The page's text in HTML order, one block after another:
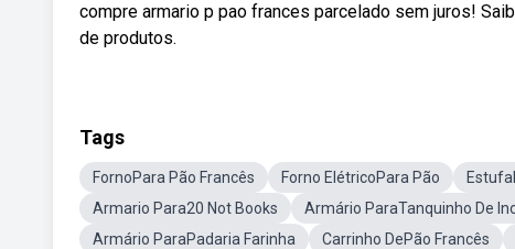
compre armario p pao frances parcelado sem juros!
de produtos.
Tags
FornoPara Pão Francês Forno ElétricoPara Pão
Armario Para20 Not Books
Armário ParaTanquinho De
Armário ParaPadaria Farinha
Carrinho DePão Francês